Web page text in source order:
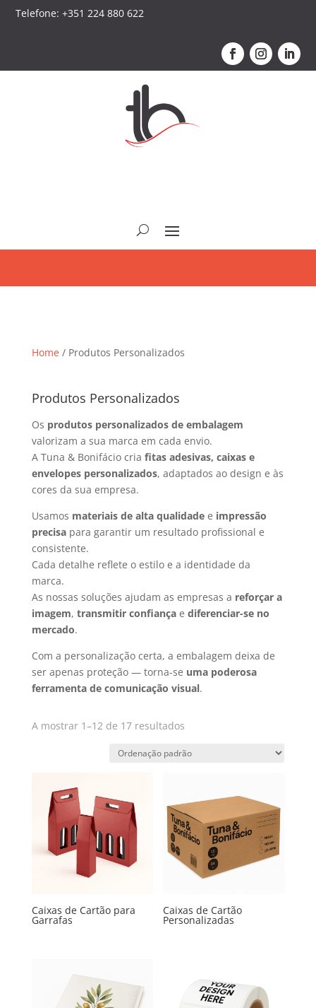
Telefone: +351 224 880 622
Home / Produtos Personalizados
Produtos Personalizados
Os produtos personalizados de embalagem
valorizam a sua marca em cada envio.
A Tuna & Bonifácio cria fitas adesivas, caixas e
envelopes personalizados, adaptados ao design e às
cores da sua empresa.
Usamos materiais de alta qualidadee impressão
precisapara garantir um resultado profissional e
consistente.
Cada detalhe reflete o estilo e a identidade da
marca.
As nossas soluções ajudam as empresas a reforçar a
imagem, transmitir confiançae diferenciar-se no
mercado.
Com a personalização certa, a embalagem deixa de
ser apenas proteção — torna-se uma poderosa
ferramenta de comunicação visual.
A mostrar 1–12 de 17 resultados
Caixas de Cartão para
Garrafas
Caixas de Cartão
Personalizadas